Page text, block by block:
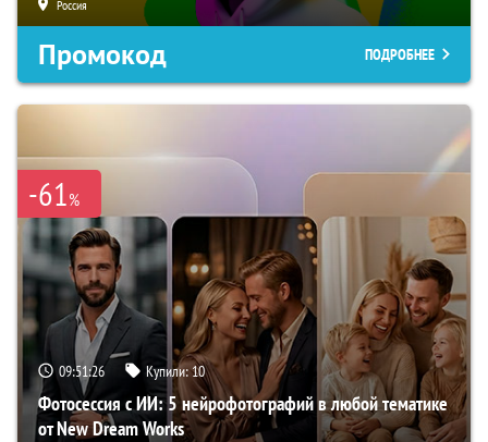
Россия
Промокод ПОДРОБНЕЕ
-61%
09:51:25 Купили:10
Фотосессия с ИИ: 5 нейрофотографий в любой тематике
от New Dream Works